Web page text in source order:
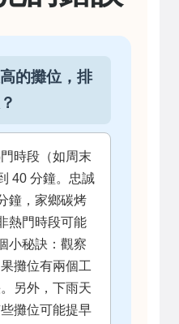
的攤位，排
時段（如周末
40 分鐘。忠誠
鐘，家鄉碳烤
熱門時段可能
小秘訣：觀察
攤位有兩個工
另外，下雨天
攤位可能提早